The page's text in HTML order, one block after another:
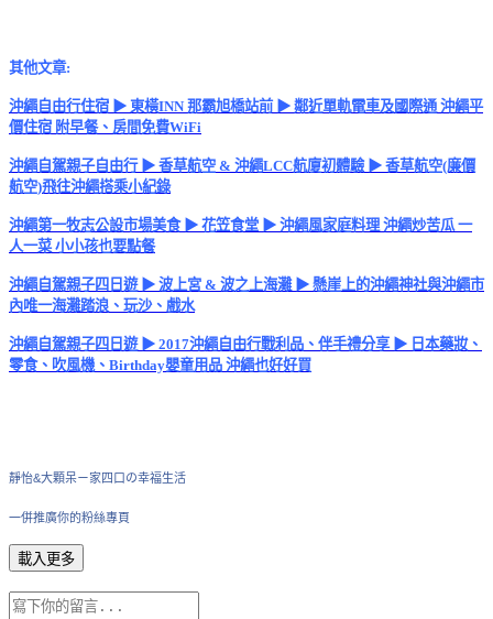
其他文章:
沖繩自由行住宿 ▶ 東橫INN 那霸旭橋站前 ▶ 鄰近單軌電車及國際通 沖繩平
價住宿 附早餐、房間免費WiFi
沖繩自駕親子自由行 ▶ 香草航空 & 沖繩LCC航廈初體驗 ▶ 香草航空(廉價
航空)飛往沖繩搭乘小紀錄
沖繩第一牧志公設市場美食 ▶ 花笠食堂 ▶ 沖繩風家庭料理 沖繩炒苦瓜 一
人一菜 小小孩也要點餐
沖繩自駕親子四日遊 ▶ 波上宮 & 波之上海灘 ▶ 懸崖上的沖繩神社與沖繩市
內唯一海灘踏浪、玩沙、戲水
沖繩自駕親子四日遊 ▶ 2017沖繩自由行戰利品、伴手禮分享 ▶ 日本藥妝、
零食、吹風機、Birthday嬰童用品 沖繩也好好買
靜怡&大顆呆ㄧ家四口の幸福生活
一併推廣你的粉絲專頁
載入更多